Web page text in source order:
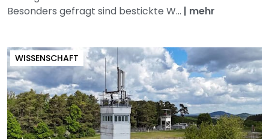
Besonders gefragt sind bestickte W... | mehr
WISSENSCHAFT